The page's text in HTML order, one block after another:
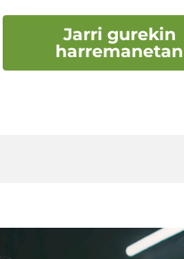
Jarri gurekin
harremanetan